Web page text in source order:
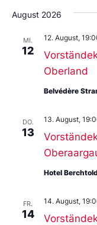
wählen.
August 2026
MI.
12
Oberland
12. August,
Belvédère
DO.
13
13. August,
Hotel Berchtold
FR.
14
14. August,